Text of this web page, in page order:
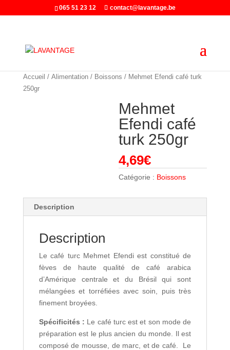
065 51 23 12 contact@lavantage.be
Accueil / Alimentation/ Boissons / Mehmet Efendi café turk
250gr
Mehmet
Efendi café
turk 250gr
4,69€
Catégorie : Boissons
Description
Description
Le café turc Mehmet Efendi est constitué de
fèves de haute qualité de café arabica
d’Amérique centrale et du Brésil qui sont
mélangées et torréfiées avec soin, puis très
finement broyées.
Spécificités : Le café turc est et son mode de
préparation est le plus ancien du monde. Il est
composé de mousse, de marc, et de café. Le